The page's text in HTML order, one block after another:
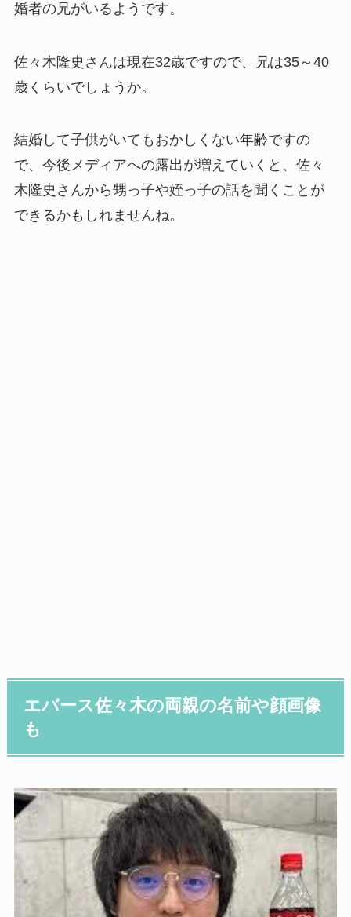
婚者の兄がいるようです。
佐々木隆史さんは現在32歳ですので、兄は35～40
歳くらいでしょうか。
結婚して子供がいてもおかしくない年齢ですの
で、今後メディアへの露出が増えていくと、佐々
木隆史さんから甥っ子や姪っ子の話を聞くことが
できるかもしれませんね。
エバース佐々木の両親の名前や顔画像
も